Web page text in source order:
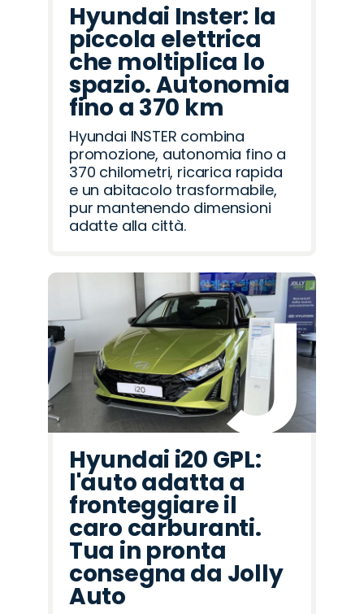
Hyundai Inster: la
piccola elettrica
che moltiplica lo
spazio. Autonomia
fino a 370 km
Hyundai INSTER combina
promozione, autonomia fino a
370 chilometri, ricarica rapida
e un abitacolo trasformabile,
pur mantenendo dimensioni
adatte alla città.
Hyundai i20 GPL:
l'auto adatta a
fronteggiare il
caro carburanti.
Tua in pronta
consegna da Jolly
Auto